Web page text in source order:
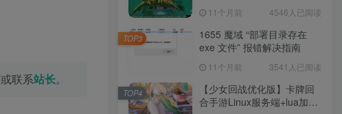
或联系站长。
+源码+架设教程
11个月前 4546人已阅读
1655 魔域 “部署目录存在
exe 文件” 报错解决指南
11个月前 3541人已阅读
TOP3
【少女回战优化版】卡牌回
合手游Linux服务端+lua加解
TOP4